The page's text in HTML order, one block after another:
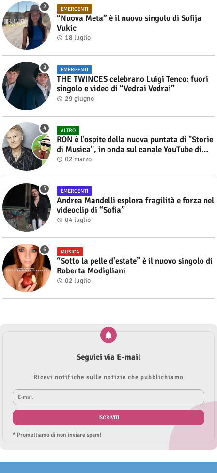
EMERGENTI
“Nuova Meta” è il nuovo singolo di Sofija
Vukic
18 luglio
EMERGENTI
THE TWINCES celebrano Luigi Tenco: fuori
singolo e video di “Vedrai Vedrai”
29 giugno
ALTRO
RON è l'ospite della nuova puntata di "Storie
di Musica", in onda sul canale YouTube di
Alberto Salerno
02 marzo
EMERGENTI
Andrea Mandelli esplora fragilità e forza nel
videoclip di “Sofia”
04 luglio
MUSICA
“Sotto la pelle d'estate” è il nuovo singolo di
Roberta Modìgliani
02 luglio
Seguici via E-mail
Ricevi notifiche sulle notizie che pubblichiamo
* Promettiamo di non inviare spam!